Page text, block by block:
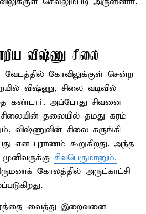
விஷ்ணு சிலை
கோவிலுக்குள் சென்ற
விஷ்ணு, சிலை வடிவில்
கண்டார். அப்போது சிவனை
தலையில் தமது கரம்
விஷ்ணுவின் சிலை சுருங்கி
என புராணம் கூறுகிறது. அந்த
சிவபெருமானும்,
கோலத்தில் அருட்காட்சி
வைத்து இறைவனை